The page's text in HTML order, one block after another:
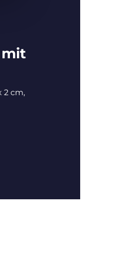
mit
2 cm,